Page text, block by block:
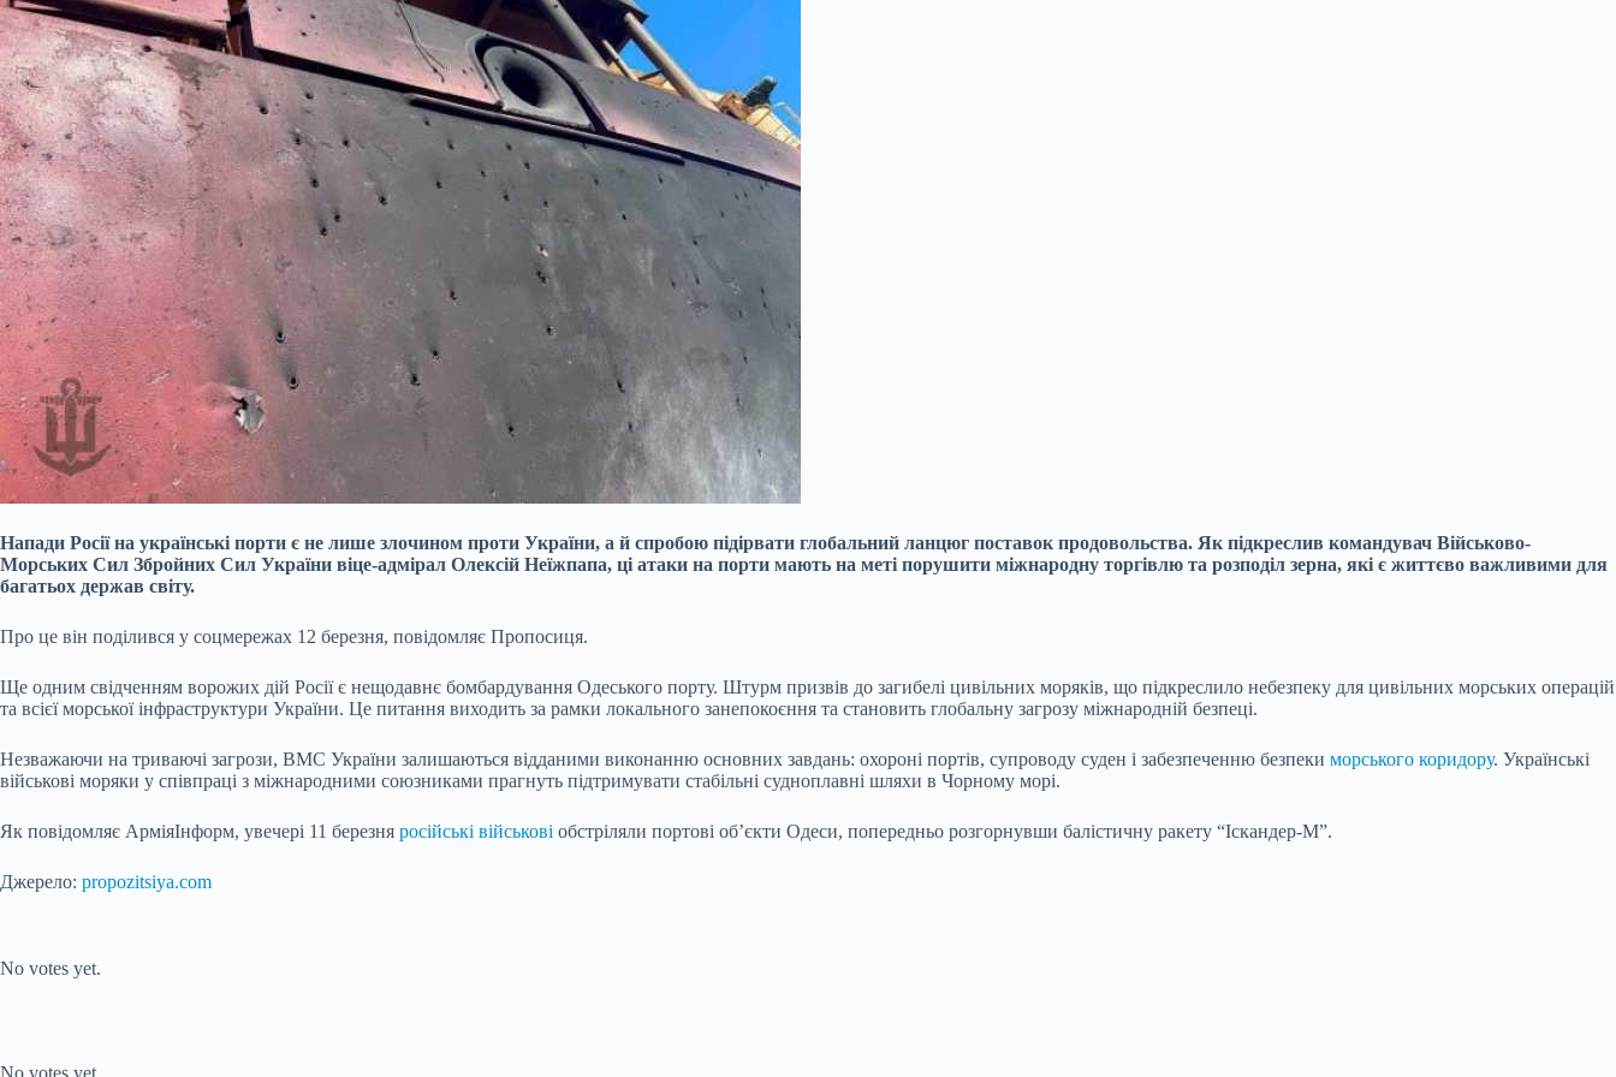
Напади Росії на українські порти є не лише злочином проти України, а й спробою підірвати глобальний ланцюг поставок продовольства. Як підкреслив командувач Військово-
Морських Сил Збройних Сил України віце-адмірал Олексій Неїжпапа, ці атаки на порти мають на меті порушити міжнародну торгівлю та розподіл зерна, які є життєво важливими для
багатьох держав світу.
Про це він поділився у соцмережах 12 березня, повідомляє Пропосиця.
Ще одним свідченням ворожих дій Росії є нещодавнє бомбардування Одеського порту. Штурм призвів до загибелі цивільних моряків, що підкреслило небезпеку для цивільних морських операцій
та всієї морської інфраструктури України. Це питання виходить за рамки локального занепокоєння та становить глобальну загрозу міжнародній безпеці.
Незважаючи на триваючі загрози, ВМС України залишаються відданими виконанню основних завдань: охороні портів, супроводу суден і забезпеченню безпеки морського коридору. Українські
військові моряки у співпраці з міжнародними союзниками прагнуть підтримувати стабільні судноплавні шляхи в Чорному морі.
Як повідомляє АрміяІнформ, увечері 11 березня російські військові обстріляли портові об’єкти Одеси, попередньо розгорнувши балістичну ракету “Іскандер-М”.
Джерело: propozitsiya.com
No votes yet.
No votes yet.